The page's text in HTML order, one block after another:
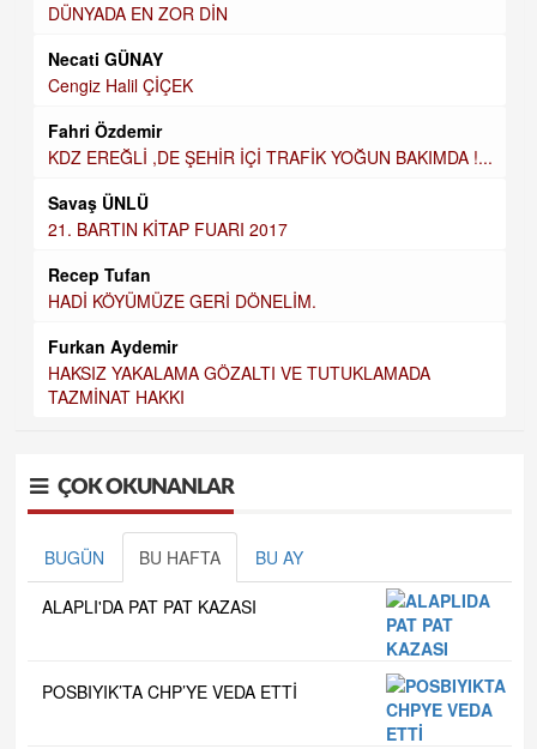
DÜNYADA EN ZOR DİN
Necati GÜNAY
Cengiz Halil ÇİÇEK
Fahri Özdemir
KDZ EREĞLİ ,DE ŞEHİR İÇİ TRAFİK YOĞUN BAKIMDA !...
Savaş ÜNLÜ
21. BARTIN KİTAP FUARI 2017
Recep Tufan
HADİ KÖYÜMÜZE GERİ DÖNELİM.
Furkan Aydemir
HAKSIZ YAKALAMA GÖZALTI VE TUTUKLAMADA
TAZMİNAT HAKKI
ÇOK OKUNANLAR
BUGÜN BU HAFTA BU AY
ALAPLI'DA PAT PAT KAZASI
POSBIYIK’TA CHP’YE VEDA ETTİ